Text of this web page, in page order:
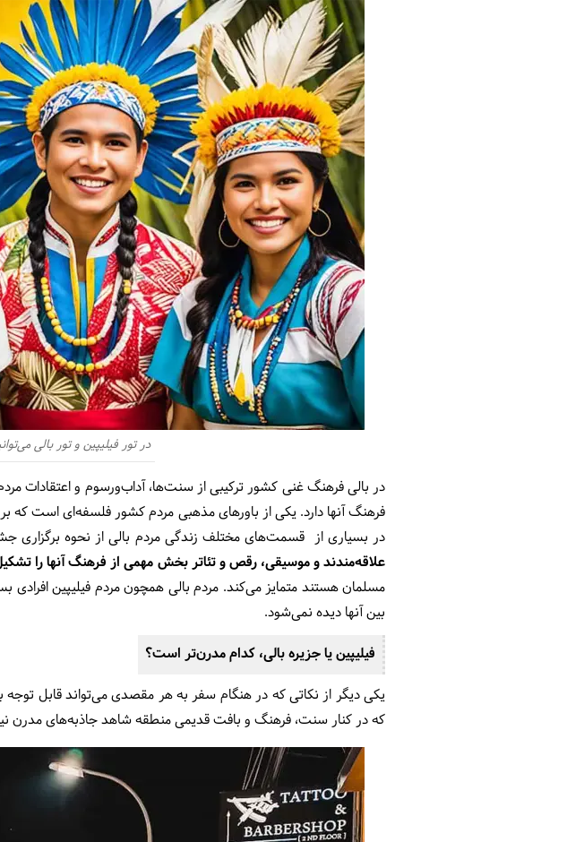
در تور فیلیپین و تور بالی
در بالی فرهنگ غنی کشور ترکیبی از سنت‌ها، آداب‌ورسوم و
فرهنگ آنها دارد. یکی از باورهای مذهبی مردم کشور فلسفه‌ای است که
در بسیاری از قسمت‌های مختلف زندگی مردم بالی از نحوه
علاقه‌مندند و موسیقی، رقص و تئاتر بخش مهمی از فرهنگ آنها را
مسلمان هستند متمایز می‌کند. مردم بالی همچون مردم فیلیپین افرادی
بین آنها دیده نمی‌شود.
فیلیپین یا جزیره بالی، کدام مدرن‌تر است؟
یکی دیگر از نکاتی که در هنگام سفر به هر مقصدی می‌تواند قابل
که در کنار سنت، فرهنگ و بافت قدیمی منطقه شاهد جاذبه‌های مدرن